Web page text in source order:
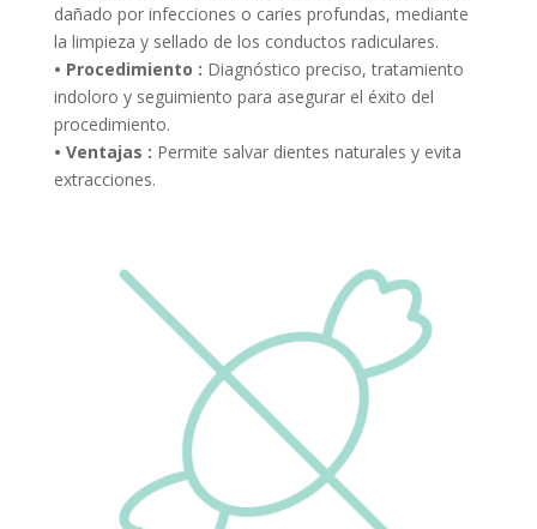
dañado por infecciones o caries profundas, mediante
la limpieza y sellado de los conductos radiculares.
• Procedimiento : Diagnóstico preciso, tratamiento
indoloro y seguimiento para asegurar el éxito del
procedimiento.
• Ventajas : Permite salvar dientes naturales y evita
extracciones.